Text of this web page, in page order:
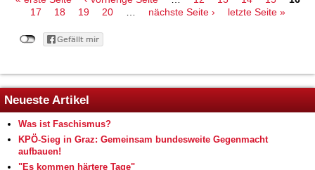
17
18 19 20 nächste Seite › letzte Seite »
Neueste Artikel
Was ist Faschismus?
KPÖ-Sieg in Graz: Gemeinsam bundesweite Gegenmacht
aufbauen!
"Es kommen härtere Tage"